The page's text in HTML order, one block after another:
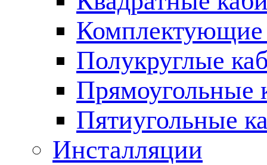
Комплектующие
Полукруглые
Прямоугольные
Пятиугольные
Инсталляции